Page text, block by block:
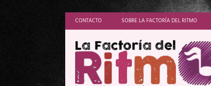
CONTACTO SOBRE LA FACTORÍA DEL RITMO